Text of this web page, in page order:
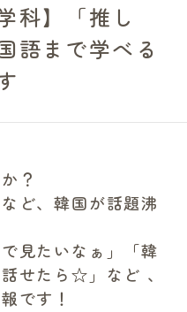
科】「推し
語まで学べる
？
ど、韓国が話題沸
見たいなぁ」「韓
せたら☆」など 、
です！